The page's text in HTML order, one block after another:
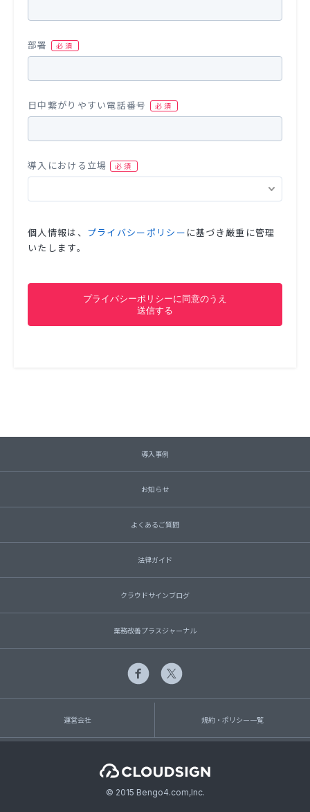
部署
日中繋がりやすい電話番号
導入における立場
個人情報は、 プライバシーポリシー に基づき厳重に管理
いたします。
導入事例
お知らせ
よくあるご質問
法律ガイド
クラウドサインブログ
業務改善プラスジャーナル
運営会社 規約・ポリシー一覧
© 2015 Bengo4.com,Inc.